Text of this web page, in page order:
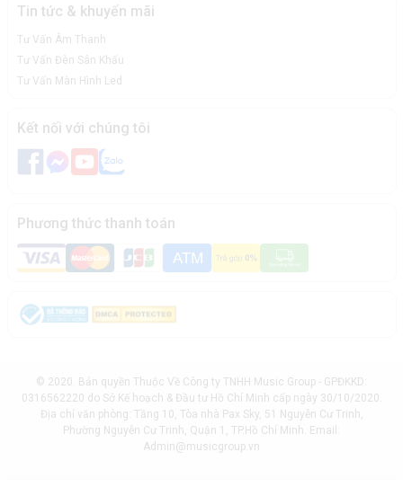
Tin tức & khuyến mãi
Tư Vấn Âm Thanh
Tư Vấn Đèn Sân Khấu
Tư Vấn Màn Hình Led
Kết nối với chúng tôi
Phương thức thanh toán
© 2020. Bản quyền Thuộc Về Công ty TNHH Music Group - GPĐKKD:
0316562220 do Sở Kế hoạch & Đầu tư Hồ Chí Minh cấp ngày 30/10/2020.
Địa chỉ văn phòng: Tầng 10, Tòa nhà Pax Sky, 51 Nguyễn Cư Trinh,
Phường Nguyễn Cư Trinh, Quận 1, TP.Hồ Chí Minh. Email:
Admin@musicgroup.vn